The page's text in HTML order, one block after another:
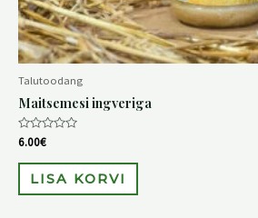
Talutoodang
Maitsemesi ingveriga
Hinnanguga
0
/
6.00€
LISA KORVI